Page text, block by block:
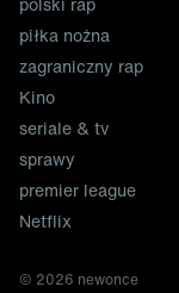
piłka nożna
zagraniczny rap
Kino
seriale & tv
sprawy
premier league
Netflix
© 2026 newonce